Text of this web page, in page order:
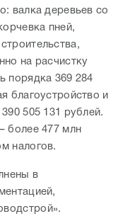
валка деревьев со
пней,
на расчистку
порядка 369 284
благоустройство и
505 131 рублей.
более 477 млн
налогов.
в